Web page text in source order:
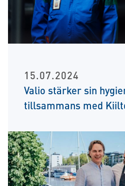
15.07.2024
Valio stärker sin
tillsammans med